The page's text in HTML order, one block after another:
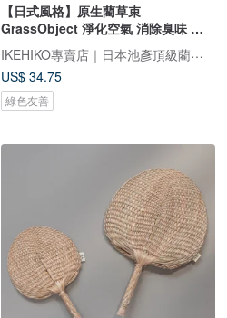
【日式風格】原生藺草束
GrassObject 淨化空氣 消除臭味 室
IKEHIKO專賣店｜日本池彥頂級藺草製品｜讓生活與自然更靠近
US$ 34.75
綠色友善